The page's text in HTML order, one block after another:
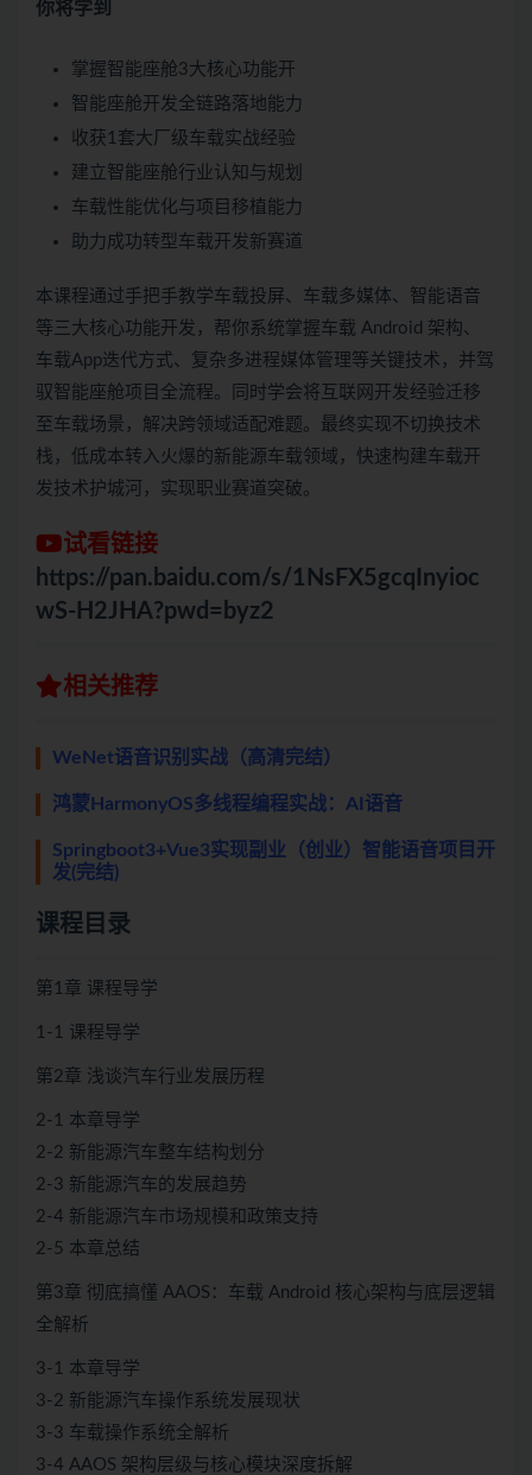
你将学到
掌握智能座舱3大核心功能开
智能座舱开发全链路落地能力
收获1套大厂级车载实战经验
建立智能座舱行业认知与规划
车载性能优化与项目移植能力
助力成功转型车载开发新赛道
本课程通过手把手教学车载投屏、车载多媒体、智能语音
等三大核心功能开发，帮你系统掌握车载 Android 架构、
车载App迭代方式、复杂多进程媒体管理等关键技术，并驾
驭智能座舱项目全流程。同时学会将互联网开发经验迁移
至车载场景，解决跨领域适配难题。最终实现不切换技术
栈，低成本转入火爆的新能源车载领域，快速构建车载开
发技术护城河，实现职业赛道突破。
试看链接
https://pan.baidu.com/s/1NsFX5gcqInyioc
wS-H2JHA?pwd=byz2
相关推荐
WeNet语音识别实战（高清完结）
鸿蒙HarmonyOS多线程编程实战：AI语音
Springboot3+Vue3实现副业（创业）智能语音项目开
发(完结)
课程目录
第1章 课程导学
1-1 课程导学
第2章 浅谈汽车行业发展历程
2-1 本章导学
2-2 新能源汽车整车结构划分
2-3 新能源汽车的发展趋势
2-4 新能源汽车市场规模和政策支持
2-5 本章总结
第3章 彻底搞懂 AAOS：车载 Android 核心架构与底层逻辑
全解析
3-1 本章导学
3-2 新能源汽车操作系统发展现状
3-3 车载操作系统全解析
3-4 AAOS 架构层级与核心模块深度拆解